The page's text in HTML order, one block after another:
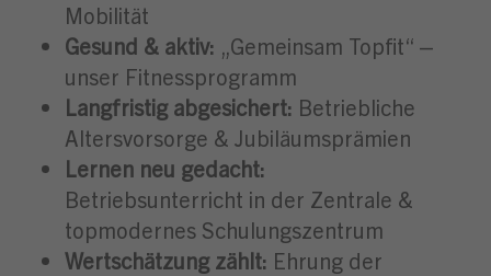
Mobilität
Gesund & aktiv: „Gemeinsam Topfit“ –
unser Fitnessprogramm
Langfristig abgesichert: Betriebliche
Altersvorsorge & Jubiläumsprämien
Lernen neu gedacht:
Betriebsunterricht in der Zentrale &
topmodernes Schulungszentrum
Wertschätzung zählt: Ehrung der